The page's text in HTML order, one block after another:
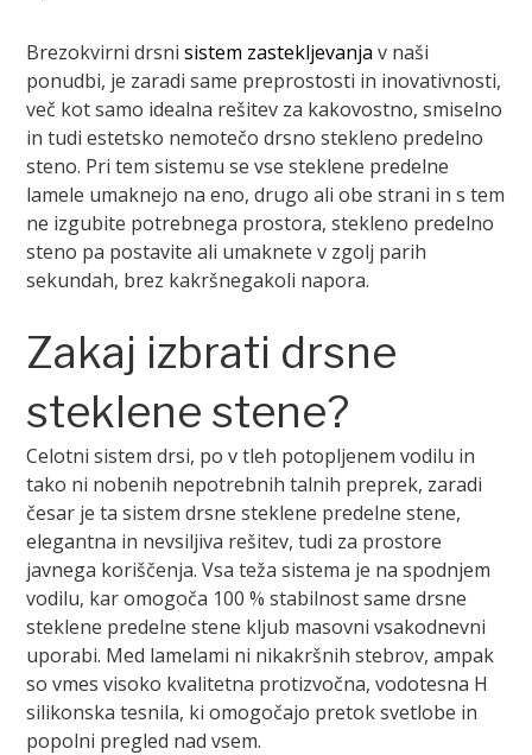
Brezokvirni drsnisistem zastekljevanja v naši
ponudbi, je zaradi same preprostosti in inovativnosti,
več kot samo idealna rešitev za kakovostno, smiselno
in tudi estetsko nemotečo drsno stekleno predelno
steno. Pri tem sistemu se vse steklene predelne
lamele umaknejo na eno, drugo ali obe strani in s tem
ne izgubite potrebnega prostora, stekleno predelno
steno pa postavite ali umaknete v zgolj parih
sekundah, brez kakršnegakoli napora.
Zakaj izbrati drsne
steklene stene?
Celotni sistem drsi, po v tleh potopljenem vodilu in
tako ni nobenih nepotrebnih talnih preprek, zaradi
česar je ta sistem drsne steklene predelne stene,
elegantna in nevsiljiva rešitev, tudi za prostore
javnega koriščenja. Vsa teža sistema je na spodnjem
vodilu, kar omogoča 100 % stabilnost same drsne
steklene predelne stene kljub masovni vsakodnevni
uporabi. Med lamelami ni nikakršnih stebrov, ampak
so vmes visoko kvalitetna protizvočna, vodotesna H
silikonska tesnila, ki omogočajo pretok svetlobe in
popolni pregled nad vsem.